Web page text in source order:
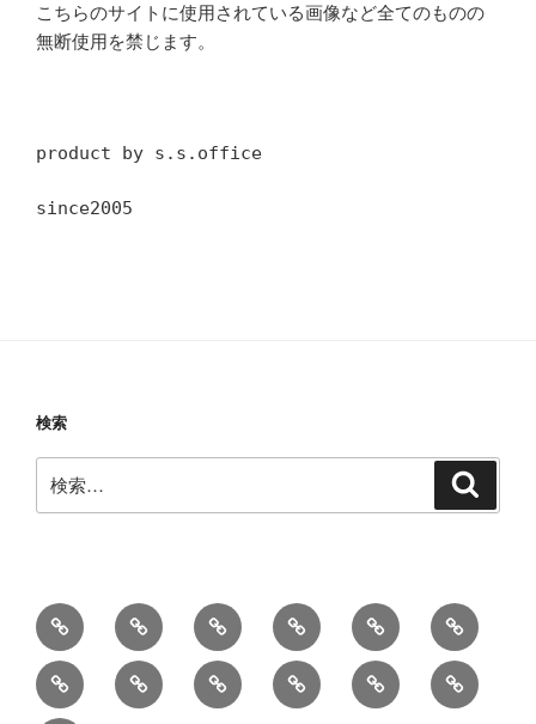
こちらのサイトに使用されている画像など全てのものの
無断使用を禁じます。
product by s.s.office
since2005
検索
索:
教
室・
レ
ッ
Works
レ
ッ
ス
ン
お
知
ら
せ
セ
ッ
シ
ョ
お
世
話
に
YouTubeContactSNS
プ
ロ
’90
Session!
#2818
(タ